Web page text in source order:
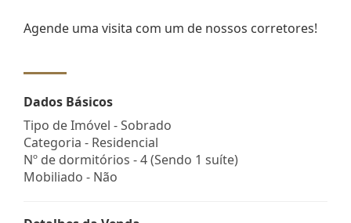
Agende uma visita com um de nossos corretores!
Dados Básicos
Tipo de Imóvel - Sobrado
Categoria - Residencial
Nº de dormitórios - 4 (Sendo 1 suíte)
Mobiliado - Não